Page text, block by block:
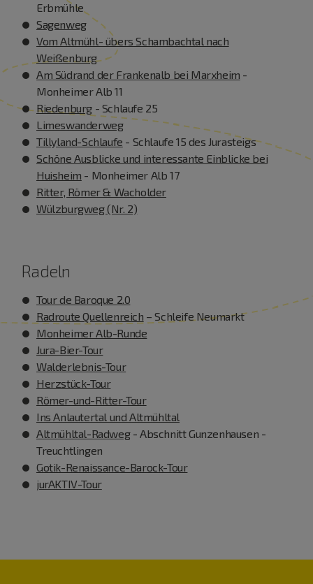
Erbmühle
Sagenweg
Vom Altmühl- übers Schambachtal nach
Weißenburg
Am Südrand der Frankenalb bei Marxheim -
Monheimer Alb 11
Riedenburg - Schlaufe 25
Limeswanderweg
Tillyland-Schlaufe - Schlaufe 15 des Jurasteigs
Schöne Ausblicke und interessante Einblicke bei
Huisheim - Monheimer Alb 17
Ritter, Römer & Wacholder
Wülzburgweg (Nr. 2)
Radeln
Tour de Baroque 2.0
Radroute Quellenreich – Schleife Neumarkt
Monheimer Alb-Runde
Jura-Bier-Tour
Walderlebnis-Tour
Herzstück-Tour
Römer-und-Ritter-Tour
Ins Anlautertal und Altmühltal
Altmühltal-Radweg- Abschnitt Gunzenhausen -
Treuchtlingen
Gotik-Renaissance-Barock-Tour
jurAKTIV-Tour